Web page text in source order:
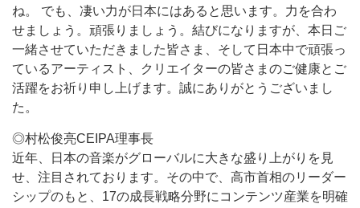
ね。 でも、凄い力が日本にはあると思います。力を合わ
せましょう。頑張りましょう。結びになりますが、本日ご
一緒させていただきました皆さま、そして日本中で頑張っ
ているアーティスト、クリエイターの皆さまのご健康とご
活躍をお祈り申し上げます。誠にありがとうございまし
た。
◎村松俊亮CEIPA理事長
近年、日本の音楽がグローバルに大きな盛り上がりを見
せ、注目されております。その中で、高市首相のリーダー
シップのもと、17の成長戦略分野にコンテンツ産業を明確